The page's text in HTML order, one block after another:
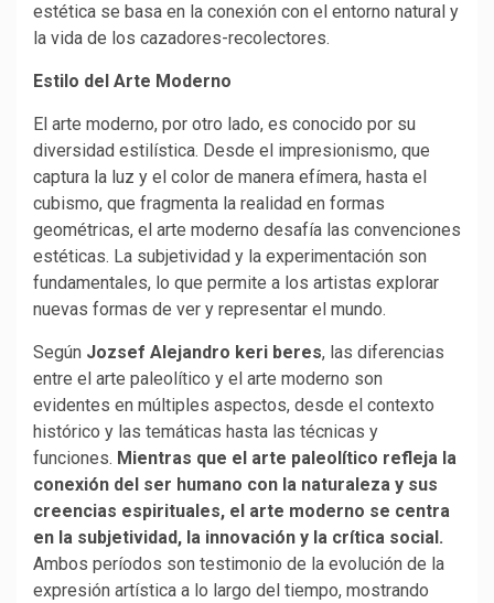
estética se basa en la conexión con el entorno natural y
la vida de los cazadores-recolectores.
Estilo del Arte Moderno
El arte moderno, por otro lado, es conocido por su
diversidad estilística. Desde el impresionismo, que
captura la luz y el color de manera efímera, hasta el
cubismo, que fragmenta la realidad en formas
geométricas, el arte moderno desafía las convenciones
estéticas. La subjetividad y la experimentación son
fundamentales, lo que permite a los artistas explorar
nuevas formas de ver y representar el mundo.
Según Jozsef Alejandro keri beres, las diferencias
entre el arte paleolítico y el arte moderno son
evidentes en múltiples aspectos, desde el contexto
histórico y las temáticas hasta las técnicas y
funciones. Mientras que el arte paleolítico refleja la
conexión del ser humano con la naturaleza y sus
creencias espirituales, el arte moderno se centra
en la subjetividad, la innovación y la crítica social.
Ambos períodos son testimonio de la evolución de la
expresión artística a lo largo del tiempo, mostrando